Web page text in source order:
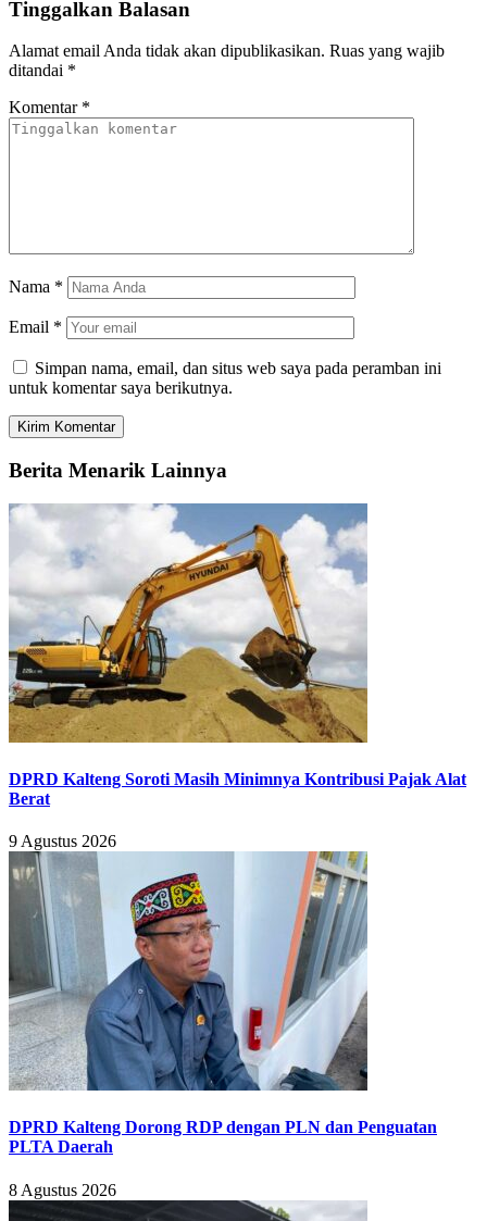
Tinggalkan Balasan
Alamat email Anda tidak akan dipublikasikan. Ruas yang wajib
ditandai *
Komentar *
Nama *
Email *
Simpan nama, email, dan situs web saya pada peramban ini
untuk komentar saya berikutnya.
Berita Menarik Lainnya
DPRD Kalteng Soroti Masih Minimnya Kontribusi Pajak Alat
Berat
9 Agustus 2026
DPRD Kalteng Dorong RDP dengan PLN dan Penguatan
PLTA Daerah
8 Agustus 2026